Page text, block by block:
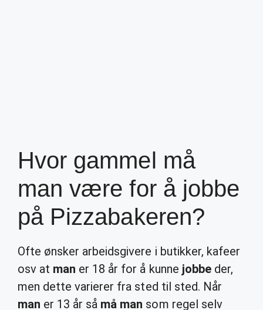
Hvor gammel må
man være for å jobbe
på Pizzabakeren?
Ofte ønsker arbeidsgivere i butikker, kafeer
osv at man er 18 år for å kunne jobbeder,
men dette varierer fra sted til sted. Når
man er 13 år så må man som regel selv